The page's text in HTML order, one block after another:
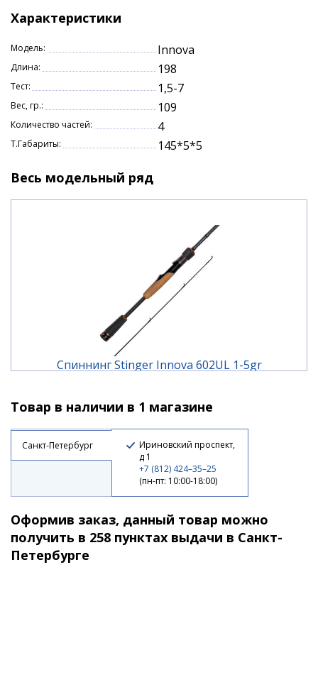
Вес: 109гр.
Длина: 1,98м.
Тест: 1,5-7гр.
Количество секций: 4
Характеристики
Модель: Innova
Длина: 198
Тест: 1,5-7
Вес, гр.: 109
Количество частей: 4
Т.Габариты: 145*5*5
Весь модельный ряд
Спиннинг Stinger Innova 602UL 1-5gr
4 510 ₽
Товар в наличии в 1 магазине
Санкт-Петербург
Ириновский проспект,
д 1
+7 (812) 424–35–25
(пн-пт: 10:00-18:00)
Оформив заказ, данный товар можно
получить в 258 пунктах выдачи в Санкт-
Петербурге